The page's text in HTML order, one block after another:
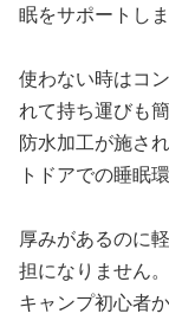
眠をサポートしま
使わない時はコ
れて持ち運びも簡
防水加工が施さ
トドアでの睡眠
厚みがあるのに
担になりません。
キャンプ初心者